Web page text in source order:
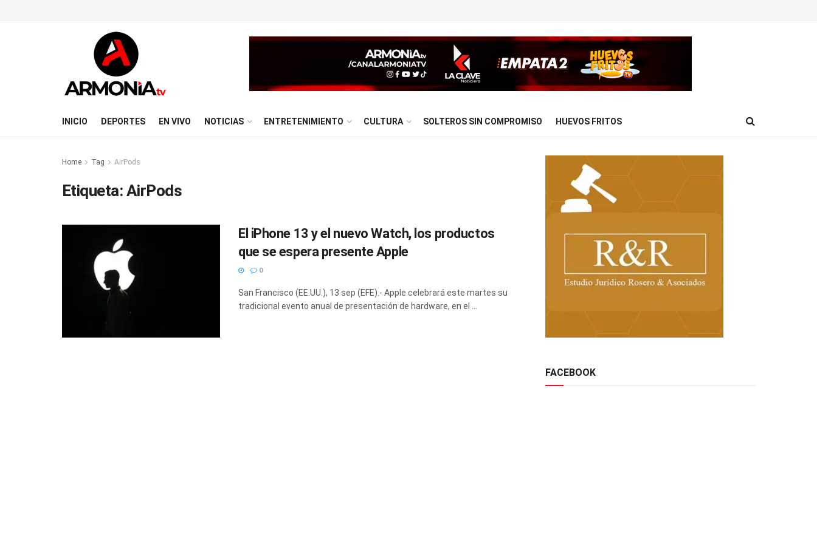
INICIO DEPORTES EN VIVO NOTICIAS ENTRETENIMIENTO CULTURA SOLTEROS SIN COMPROMISO HUEVOS FRITOS
Home Tag AirPods
Etiqueta: AirPods
El iPhone 13 y el nuevo Watch, los productos
que se espera presente Apple
0
San Francisco (EE.UU.), 13 sep (EFE).- Apple celebrará este martes su
tradicional evento anual de presentación de hardware, en el ...
FACEBOOK